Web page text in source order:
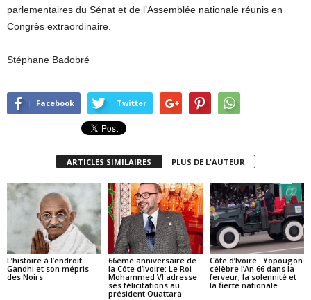
parlementaires du Sénat et de l’Assemblée nationale réunis en
Congrès extraordinaire.
Stéphane Badobré
Facebook Twitter
ARTICLES SIMILAIRES PLUS DE L'AUTEUR
L’histoire à l’endroit:
Gandhi et son mépris
des Noirs
66ème anniversaire de
la Côte d’Ivoire: Le Roi
Mohammed VI adresse
ses félicitations au
président Ouattara
Côte d’Ivoire : Yopougon
célèbre l’An 66 dans la
ferveur, la solennité et
la fierté nationale